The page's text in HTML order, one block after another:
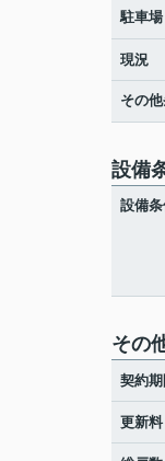
駐車
現況
その
設備
設備
その
契約期
更新料